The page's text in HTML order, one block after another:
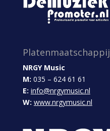
Platenmaatschappij
NRGY Music
M: 035 – 624 61 61
E: info@nrgymusic.nl
W: www.nrgymusic.nl